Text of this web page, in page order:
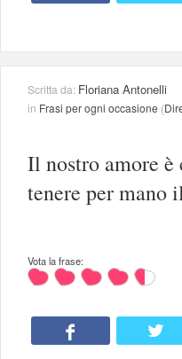
Scritta da: Floriana Antonelli
in Frasi per ogni occasione (
Il nostro amore è
tenere per mano
Vota la frase: